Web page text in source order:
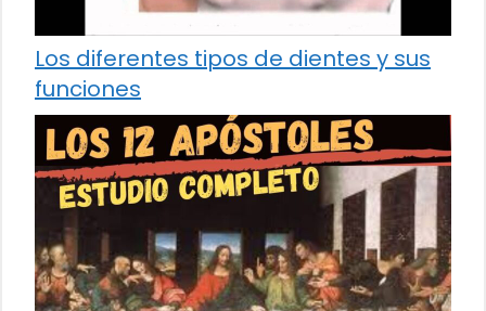
Los diferentes tipos de dientes y sus
funciones